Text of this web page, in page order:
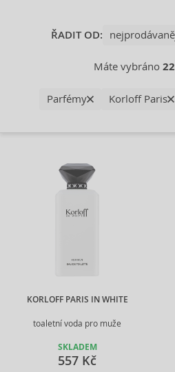
ŘADIT OD:
Máte vybráno 22
Parfémy Korloff Paris
KORLOFF PARIS IN WHITE
toaletní voda pro muže
SKLADEM
557 Kč